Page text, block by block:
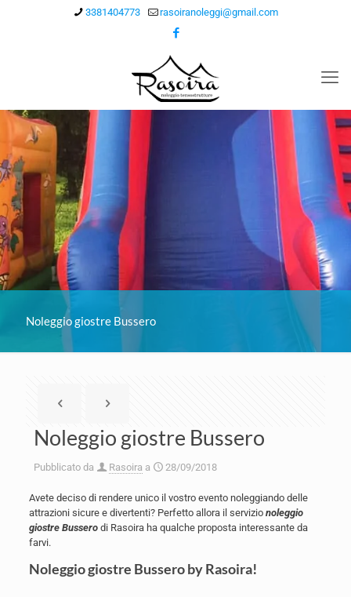
3381404773 rasoiranoleggi@gmail.com
Noleggio giostre Bussero
Noleggio giostre Bussero
Pubblicato da Rasoira a 28/09/2018
Avete deciso di rendere unico il vostro evento noleggiando delle
attrazioni sicure e divertenti? Perfetto allora il servizio noleggio
giostre Busserodi Rasoira ha qualche proposta interessante da
farvi.
Noleggio giostre Bussero by Rasoira!